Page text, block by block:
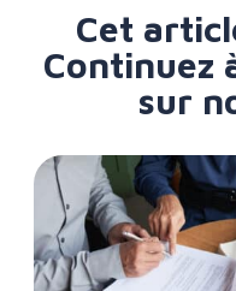
Cet
Continuez
sur